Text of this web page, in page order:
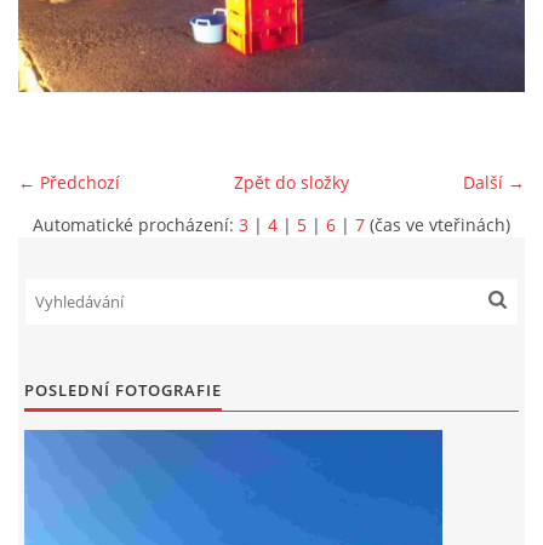
DRUŽSTVO MUŽŮ
VÝROČNÍ ZPRÁVY
KRAJE
OBYVATELSTVA ČR
← Předchozí Další →
Zpět do složky
Automatické procházení: 3 | 4 | 5 | 6 | 7 (čas ve vteřinách)
POSLEDNÍ FOTOGRAFIE